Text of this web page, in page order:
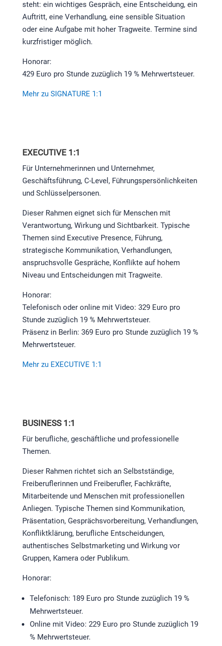
steht: ein wichtiges Gespräch, eine Entscheidung, ein
Auftritt, eine Verhandlung, eine sensible Situation
oder eine Aufgabe mit hoher Tragweite. Termine sind
kurzfristiger möglich.
Honorar:
429 Euro pro Stunde zuzüglich 19 % Mehrwertsteuer.
Mehr zu SIGNATURE 1:1
EXECUTIVE 1:1
Für Unternehmerinnen und Unternehmer,
Geschäftsführung, C-Level, Führungspersönlichkeiten
und Schlüsselpersonen.
Dieser Rahmen eignet sich für Menschen mit
Verantwortung, Wirkung und Sichtbarkeit. Typische
Themen sind Executive Presence, Führung,
strategische Kommunikation, Verhandlungen,
anspruchsvolle Gespräche, Konflikte auf hohem
Niveau und Entscheidungen mit Tragweite.
Honorar:
Telefonisch oder online mit Video: 329 Euro pro
Stunde zuzüglich 19 % Mehrwertsteuer.
Präsenz in Berlin: 369 Euro pro Stunde zuzüglich 19 %
Mehrwertsteuer.
Mehr zu EXECUTIVE 1:1
BUSINESS 1:1
Für berufliche, geschäftliche und professionelle
Themen.
Dieser Rahmen richtet sich an Selbstständige,
Freiberuflerinnen und Freiberufler, Fachkräfte,
Mitarbeitende und Menschen mit professionellen
Anliegen. Typische Themen sind Kommunikation,
Präsentation, Gesprächsvorbereitung, Verhandlungen,
Konfliktklärung, berufliche Entscheidungen,
authentisches Selbstmarketing und Wirkung vor
Gruppen, Kamera oder Publikum.
Honorar:
Telefonisch: 189 Euro pro Stunde zuzüglich 19 %
Mehrwertsteuer.
Online mit Video: 229 Euro pro Stunde zuzüglich 19
% Mehrwertsteuer.